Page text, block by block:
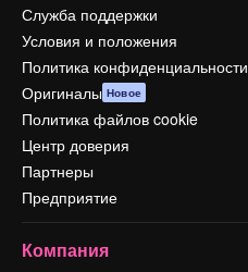
Служба поддержки
Условия и положения
Политика конфиденциальности
Оригиналы Новое
Политика файлов cookie
Центр доверия
Партнеры
Предприятие
Компания